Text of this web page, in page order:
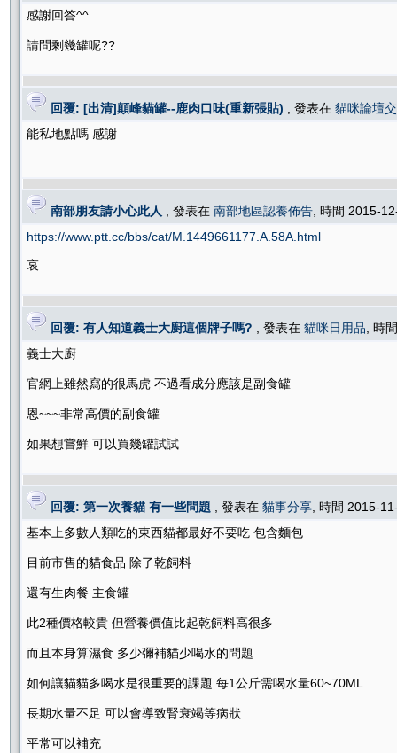
感謝回答^^
請問剩幾罐呢??
回覆: [出清]顛峰貓罐--鹿肉口味(重新張貼) , 發表在 貓咪論壇
能私地點嗎 感謝
南部朋友請小心此人 , 發表在 南部地區認養佈告 , 時間 2015-
https://www.ptt.cc/bbs/cat/M.1449661177.A.58A.html
哀
回覆: 有人知道義士大廚這個牌子嗎? , 發表在 貓咪日用品 , 時
義士大廚
官網上雖然寫的很馬虎 不過看成分應該是副食罐
恩~~~非常高價的副食罐
如果想嘗鮮 可以買幾罐試試
回覆: 第一次養貓 有一些問題 , 發表在 貓事分享 , 時間 2015-
基本上多數人類吃的東西貓都最好不要吃 包含麵包
目前市售的貓食品 除了乾飼料
還有生肉餐 主食罐
此2種價格較貴 但營養價值比起乾飼料高很多
而且本身算濕食 多少彌補貓少喝水的問題
如何讓貓貓多喝水是很重要的課題 每1公斤需喝水量60~70ML
長期水量不足 可以會導致腎衰竭等病狀
平常可以補充